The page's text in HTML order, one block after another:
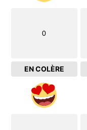
0
EN COLÈRE